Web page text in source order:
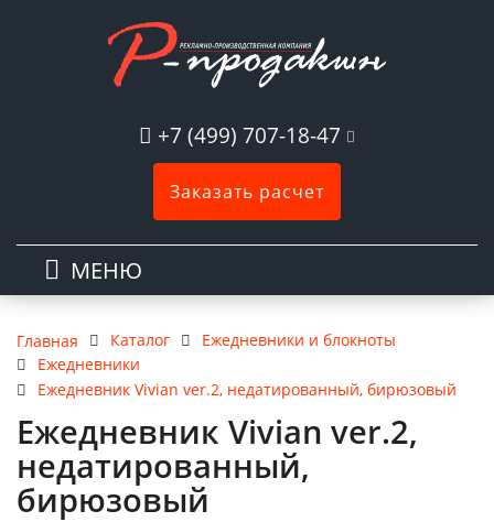
+7 (499) 707-18-47
Заказать расчет
МЕНЮ
Главная Каталог
Ежедневники и блокноты
Ежедневники
Ежедневник Vivian ver.2, недатированный, бирюзовый
Ежедневник Vivian ver.2,
недатированный,
бирюзовый